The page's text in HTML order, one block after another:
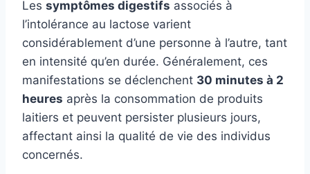
Les symptômes digestifs associés à
l’intolérance au lactose varient
considérablement d’une personne à l’autre, tant
en intensité qu’en durée. Généralement, ces
manifestations se déclenchent 30 minutes à 2
heures après la consommation de produits
laitiers et peuvent persister plusieurs jours,
affectant ainsi la qualité de vie des individus
concernés.